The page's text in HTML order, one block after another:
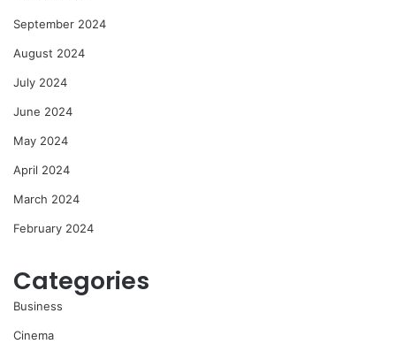
September 2024
August 2024
July 2024
June 2024
May 2024
April 2024
March 2024
February 2024
Categories
Business
Cinema